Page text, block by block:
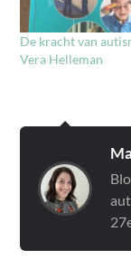
door jouw
durf én mag je van…
De kracht van
Vera Helleman